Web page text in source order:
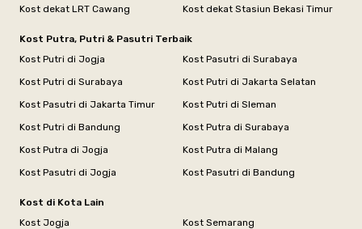
Kost dekat LRT Cawang
Kost dekat Stasiun Bekasi Timur
Kost Putra, Putri & Pasutri Terbaik
Kost Putri di Jogja
Kost Pasutri di Surabaya
Kost Putri di Surabaya
Kost Putri di Jakarta Selatan
Kost Pasutri di Jakarta Timur
Kost Putri di Sleman
Kost Putri di Bandung
Kost Putra di Surabaya
Kost Putra di Jogja
Kost Putra di Malang
Kost Pasutri di Jogja
Kost Pasutri di Bandung
Kost di Kota Lain
Kost Jogja
Kost Semarang